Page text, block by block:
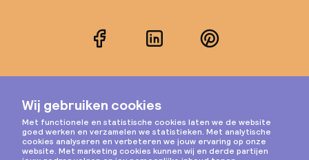
FacebookLinkedInPinterest
Instagram